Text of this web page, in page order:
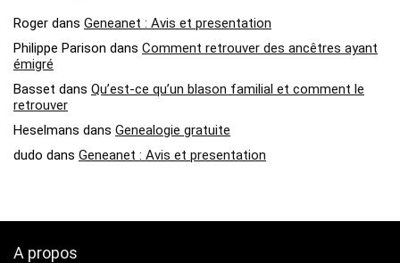
Roger dans Geneanet : Avis et presentation
Philippe Parison dans Comment retrouver des ancêtres ayant
émigré
Basset dans Qu’est-ce qu’un blason familial et comment le
retrouver
Heselmans dans Genealogie gratuite
dudo dans Geneanet : Avis et presentation
A propos